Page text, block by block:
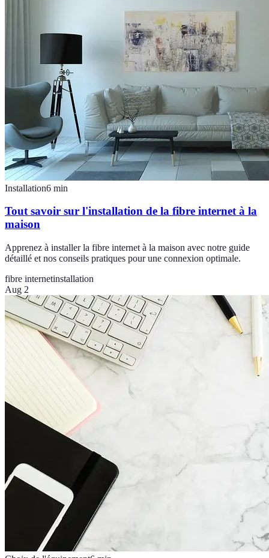
Installation6 min
Tout savoir sur l'installation de la fibre internet à la
maison
Apprenez à installer la fibre internet à la maison avec notre guide
détaillé et nos conseils pratiques pour une connexion optimale.
fibre internetinstallation
Aug 2